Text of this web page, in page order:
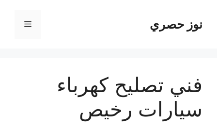
المحتوىنوز حصري القائمة
فني تصليح كهرباء
سيارات رخيص